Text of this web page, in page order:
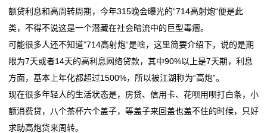
额贷利息和高周转周期，今年315晚会曝光的“714高射炮“便是此
类，不得不说这是一个潜藏在社会暗流中的巨型毒瘤。
可能很多人还不知道”714高射炮“是啥，这里简要介绍下，说的是期
限为7天或者14天的高利息网络贷款，其中90%以上是7天期，利息
方面，基本上年化都超过1500%，所以被江湖称为“高炮”。
现在很多年轻人的生活状态是，房贷、信用卡、花呗用呗打白条，小
额消费贷，八个茶杯六个盖子，等盖子来回盖也盖不住的时候，只好
求助高炮贷来周转。